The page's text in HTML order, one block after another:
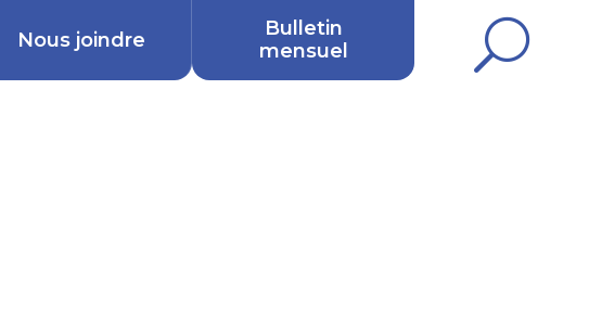
Nous joindre
Bulletin
mensuel
U